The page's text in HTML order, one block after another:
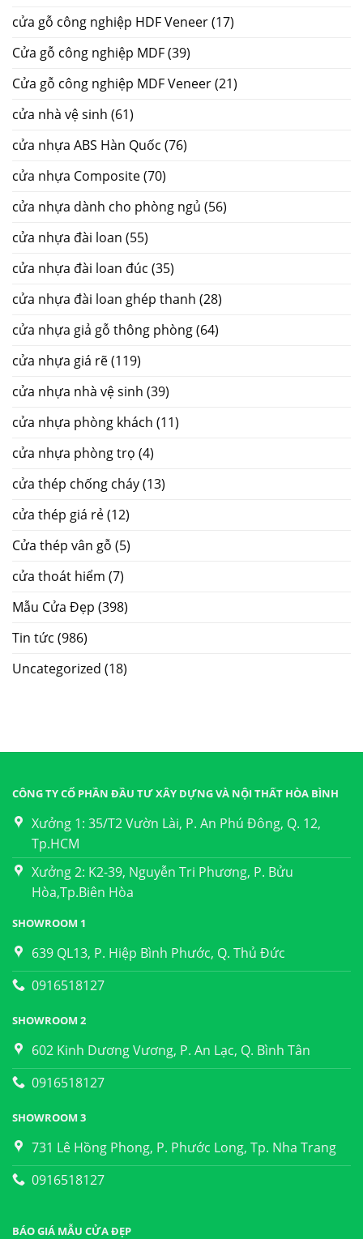
cửa gỗ công nghiệp HDF Veneer(17)
Cửa gỗ công nghiệp MDF(39)
Cửa gỗ công nghiệp MDF Veneer(21)
cửa nhà vệ sinh (61)
cửa nhựa ABS Hàn Quốc (76)
cửa nhựa Composite(70)
cửa nhựa dành cho phòng ngủ (56)
cửa nhựa đài loan (55)
cửa nhựa đài loan đúc (35)
cửa nhựa đài loan ghép thanh (28)
cửa nhựa giả gỗ thông phòng(64)
cửa nhựa giá rẽ(119)
cửa nhựa nhà vệ sinh (39)
cửa nhựa phòng khách (11)
cửa nhựa phòng trọ (4)
cửa thép chống cháy(13)
cửa thép giá rẻ(12)
Cửa thép vân gỗ (5)
cửa thoát hiểm (7)
Mẫu Cửa Đẹp (398)
Tin tức (986)
Uncategorized (18)
CÔNG TY CỔ PHẦN ĐẦU TƯ XÂY DỰNG VÀ NỘI THẤT HÒA BÌNH
Xưởng 1: 35/T2 Vườn Lài, P. An Phú Đông, Q. 12,
Tp.HCM
Xưởng 2: K2-39, Nguyễn Tri Phương, P. Bửu
Hòa,Tp.Biên Hòa
SHOWROOM 1
639 QL13, P. Hiệp Bình Phước, Q. Thủ Đức
0916518127
SHOWROOM 2
602 Kinh Dương Vương, P. An Lạc, Q. Bình Tân
0916518127
SHOWROOM 3
731 Lê Hồng Phong, P. Phước Long, Tp. Nha Trang
0916518127
BÁO GIÁ MẪU CỬA ĐẸP